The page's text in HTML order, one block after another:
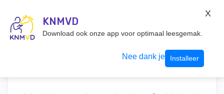
InloggenKNMVD
Download ook onze app voor optimaal leesgemak.
Nee dank je Installeer
X